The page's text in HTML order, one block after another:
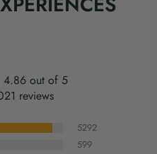
4.86 out of 5
reviews
5292
599